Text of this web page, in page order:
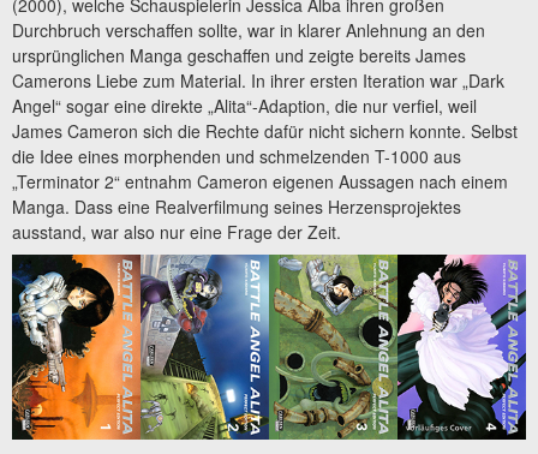
Durchbruch verschaffen sollte, war in klarer Anlehnung an den
ursprünglichen Manga geschaffen und zeigte bereits James
Camerons Liebe zum Material. In ihrer ersten Iteration war „Dark
Angel“ sogar eine direkte „Alita“-Adaption, die nur verfiel, weil
James Cameron sich die Rechte dafür nicht sichern konnte. Selbst
die Idee eines morphenden und schmelzenden T-1000 aus
„Terminator 2“ entnahm Cameron eigenen Aussagen nach einem
Manga. Dass eine Realverfilmung seines Herzensprojektes
ausstand, war also nur eine Frage der Zeit.